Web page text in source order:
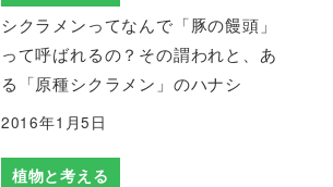
シクラメンってなんで「豚の饅頭」
って呼ばれるの？その謂われと、あ
る「原種シクラメン」のハナシ
2016年1月5日
植物と考える